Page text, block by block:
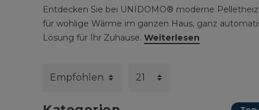
Entdecken Sie bei UNIDOMO® moderne
für wohlige Wärme im ganzen Haus, ganz
Lösung für Ihr Zuhause. Weiterlesen